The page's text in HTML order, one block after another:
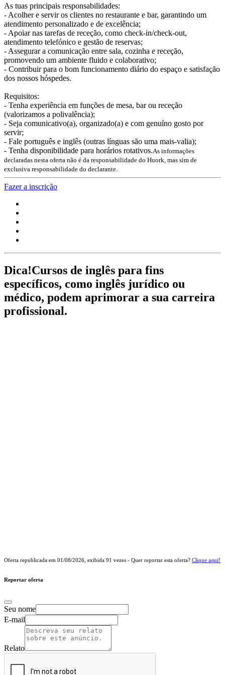
As tuas principais responsabilidades:
- Acolher e servir os clientes no restaurante e bar, garantindo um
atendimento personalizado e de excelência;
- Apoiar nas tarefas de receção, como check-in/check-out,
atendimento telefónico e gestão de reservas;
- Assegurar a comunicação entre sala, cozinha e receção,
promovendo um ambiente fluido e colaborativo;
- Contribuir para o bom funcionamento diário do espaço e satisfação
dos nossos hóspedes.
Requisitos:
- Tenha experiência em funções de mesa, bar ou receção
(valorizamos a polivalência);
- Seja comunicativo(a), organizado(a) e com genuíno gosto por
servir;
- Fale português e inglês (outras línguas são uma mais-valia);
- Tenha disponibilidade para horários rotativos.As informações
declaradas nesta oferta não é da responsabilidade do Huork, mas sim de
exclusiva responsabilidade do declarante.
Fazer a inscrição
Dica!Cursos de inglês para fins
específicos, como inglês jurídico ou
médico, podem aprimorar a sua carreira
profissional.
Oferta republicada em 01/08/2026 , exibida 91 vezes - Quer reportar esta oferta? Clique aqui!
Reportar oferta
Seu nome
E-mail
Relato